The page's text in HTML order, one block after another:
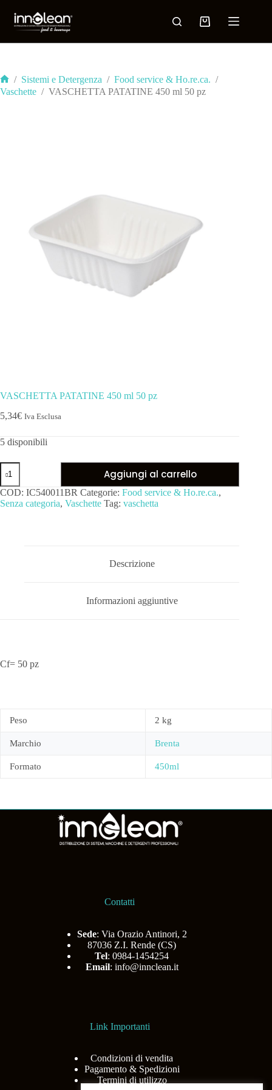
/ Sistemi e Detergenza / Food service & Ho.re.ca. /
Vaschette / VASCHETTA PATATINE 450 ml 50 pz
VASCHETTA PATATINE 450 ml 50 pz
5,34€ Iva Esclusa
5 disponibili
Aggiungi al carrello
COD: IC540011BR Categorie: Food service & Ho.re.ca.,
Senza categoria, Vaschette Tag: vaschetta
Descrizione
Informazioni aggiuntive
Cf= 50 pz
Peso 2 kg
Marchio Brenta
Formato 450ml
Contatti
Sede: Via Orazio Antinori, 2
87036 Z.I. Rende (CS)
Tel: 0984-1454254
Email: info@innclean.it
Link Importanti
Condizioni di vendita
Pagamento & Spedizioni
Termini di utilizzo